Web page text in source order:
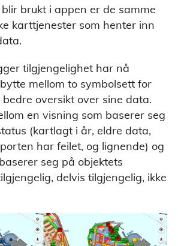
brukt i appen er de samme
karttjenester som henter inn
tilgjengelighet har nå
mellom to symbolsett for
oversikt over sine data.
en visning som baserer seg
(kartlagt i år, eldre data,
har feilet, og lignende) og
seg på objektets
delvis tilgjengelig, ikke